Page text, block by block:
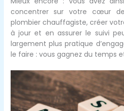
concentrer sur votre cœur
plombier chauffagiste, créer
à jour et en assurer le suivi
largement plus pratique
le faire : vous gagnez du temps